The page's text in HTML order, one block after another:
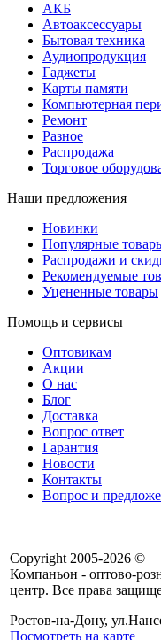
АКБ
Автоаксессуары
Бытовая техника
Аудиопродукция
Гаджеты
Карты памяти
Компьютерная
Ремонт
Разное
Распродажа
Торговое
Наши предложения
Новинки
Популярные
Распродажи и
Рекомендуемые
Уцененные товары
Помощь и сервисы
Оптовикам
Акции
О нас
Блог
Доставка
Вопрос ответ
Гарантия
Новости
Контакты
Вопрос и
Copyright 2005-2026 ©
Компаньон - оптово-
центр. Все права
Ростов-на-Дону,
Посмотреть на карте